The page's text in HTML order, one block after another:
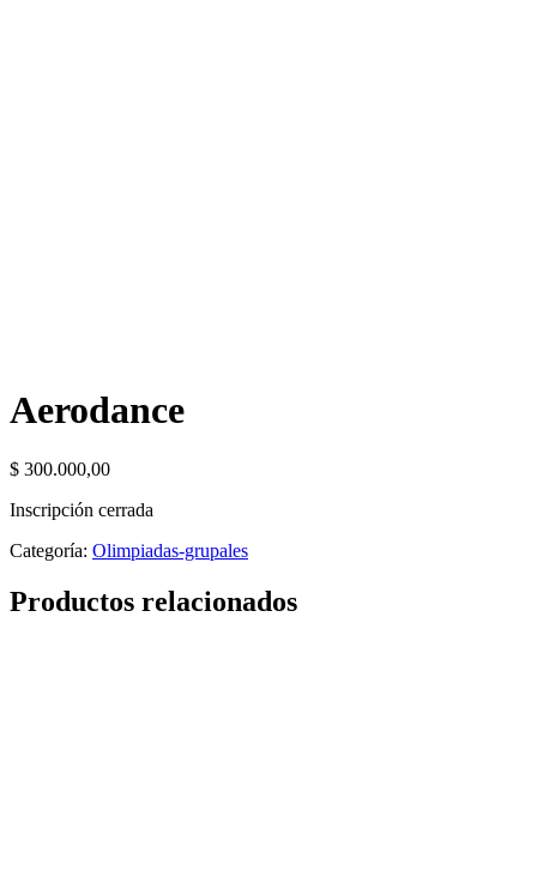
Aerodance
$ 300.000,00
Inscripción cerrada
Categoría: Olimpiadas-grupales
Productos relacionados